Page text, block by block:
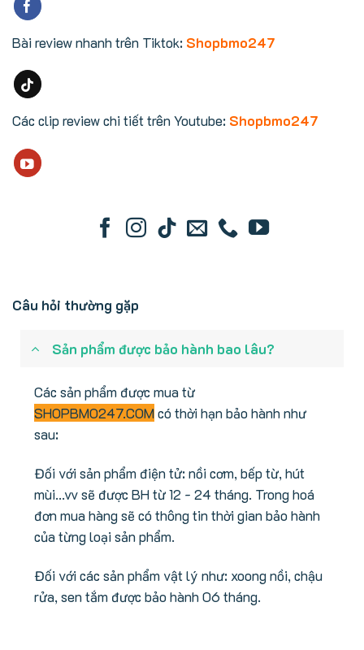
Bài review nhanh trên Tiktok: Shopbmo247
Các clip review chi tiết trên Youtube: Shopbmo247
Câu hỏi thường gặp
Sản phẩm được bảo hành bao lâu?
Các sản phẩm được mua từ
SHOPBMO247.COMcó thời hạn bảo hành như
sau:
Đối với sản phẩm điện tử: nồi cơm, bếp từ, hút
mùi...vv sẽ được BH từ 12 - 24 tháng. Trong hoá
đơn mua hàng sẽ có thông tin thời gian bảo hành
của từng loại sản phẩm.
Đối với các sản phẩm vật lý như: xoong nồi, chậu
rửa, sen tắm được bảo hành 06 tháng.